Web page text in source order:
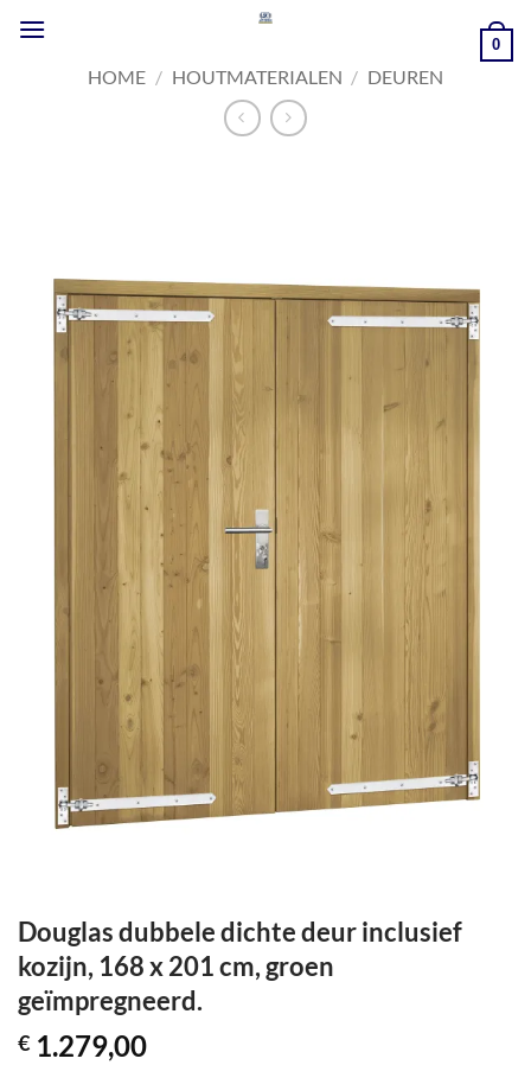
naar
0
HOME / HOUTMATERIALEN / DEUREN
Douglas dubbele dichte deur inclusief
kozijn, 168 x 201 cm, groen
geïmpregneerd.
€ 1.279,00